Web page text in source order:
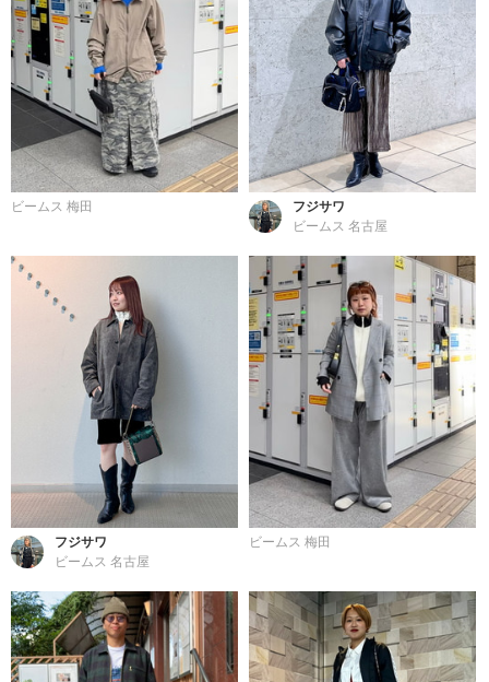
ビームス 梅田
フジサワ
ビームス 名古屋
フジサワ
ビームス 名古屋
ビームス 梅田